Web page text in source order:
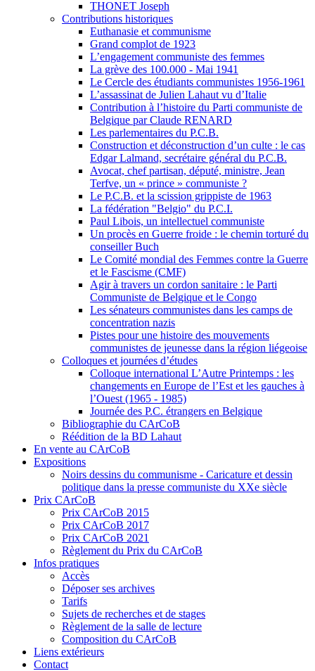
THONET Joseph
Contributions historiques
Euthanasie et communisme
Grand complot de 1923
L’engagement communiste des femmes
La grève des 100.000 - Mai 1941
Le Cercle des étudiants communistes 1956-1961
L’assassinat de Julien Lahaut vu d’Italie
Contribution à l’histoire du Parti communiste de
Belgique par Claude RENARD
Les parlementaires du P.C.B.
Construction et déconstruction d’un culte : le cas
Edgar Lalmand, secrétaire général du P.C.B.
Avocat, chef partisan, député, ministre, Jean
Terfve, un « prince » communiste ?
Le P.C.B. et la scission grippiste de 1963
La fédération "Belgio" du P.C.I.
Paul Libois, un intellectuel communiste
Un procès en Guerre froide : le chemin torturé du
conseiller Buch
Le Comité mondial des Femmes contre la Guerre
et le Fascisme (CMF)
Agir à travers un cordon sanitaire : le Parti
Communiste de Belgique et le Congo
Les sénateurs communistes dans les camps de
concentration nazis
Pistes pour une histoire des mouvements
communistes de jeunesse dans la région liégeoise
Colloques et journées d’études
Colloque international L’Autre Printemps : les
changements en Europe de l’Est et les gauches à
l’Ouest (1965 - 1985)
Journée des P.C. étrangers en Belgique
Bibliographie du CArCoB
Réédition de la BD Lahaut
En vente au CArCoB
Expositions
Noirs dessins du communisme - Caricature et dessin
politique dans la presse communiste du XXe siècle
Prix CArCoB
Prix CArCoB 2015
Prix CArCoB 2017
Prix CArCoB 2021
Règlement du Prix du CArCoB
Infos pratiques
Accès
Déposer ses archives
Tarifs
Sujets de recherches et de stages
Règlement de la salle de lecture
Composition du CArCoB
Liens extérieurs
Contact